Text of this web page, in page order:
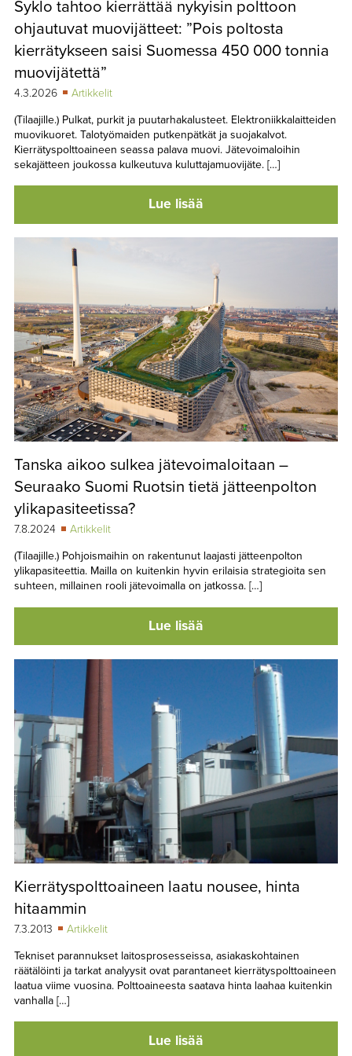
TAPAHTUMAT
YHTEYSTIEDOT
Syklo tahtoo kierrättää nykyisin polttoon
ohjautuvat muovijätteet: ”Pois poltosta
kierrätykseen saisi Suomessa 450 000 tonnia
muovijätettä”
4.3.2026
Artikkelit
(Tilaajille.) Pulkat, purkit ja puutarhakalusteet. Elektroniikkalaitteiden
muovikuoret. Talotyömaiden putkenpätkät ja suojakalvot.
Kierrätyspolttoaineen seassa palava muovi. Jätevoimaloihin
sekajätteen joukossa kulkeutuva kuluttajamuovijäte. […]
Lue lisää
Tanska aikoo sulkea jätevoimaloitaan –
Seuraako Suomi Ruotsin tietä jätteenpolton
ylikapasiteetissa?
7.8.2024
Artikkelit
(Tilaajille.) Pohjoismaihin on rakentunut laajasti jätteenpolton
ylikapasiteettia. Mailla on kuitenkin hyvin erilaisia strategioita sen
suhteen, millainen rooli jätevoimalla on jatkossa. […]
Lue lisää
Kierrätyspolttoaineen laatu nousee, hinta
hitaammin
7.3.2013
Artikkelit
Tekniset parannukset laitosprosesseissa, asiakaskohtainen
räätälöinti ja tarkat analyysit ovat parantaneet kierrätyspolttoaineen
laatua viime vuosina. Polttoaineesta saatava hinta laahaa kuitenkin
vanhalla […]
Lue lisää